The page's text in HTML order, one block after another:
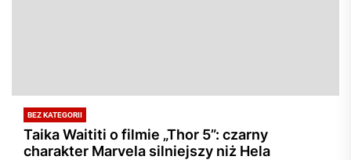
BEZ KATEGORII
Taika Waititi o filmie „Thor 5”: czarny
charakter Marvela silniejszy niż Hela